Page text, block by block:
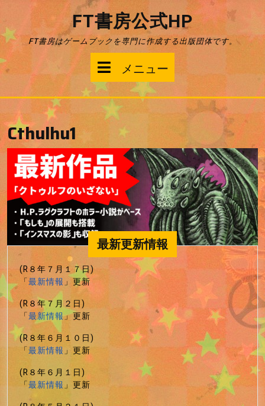
テ
ン
ツ
へ
FT書房公式HP
FT書房はゲームブックを専門に作成する出版団体です。
メニュー
ニ
ュ
ー
Cthulhu1
最新更新情報
(R８年７月１７日)
「最新情報」更新
(R８年７月２日)
「最新情報」更新
(R８年６月１０日)
「最新情報」更新
(R８年６月１日)
「最新情報」更新